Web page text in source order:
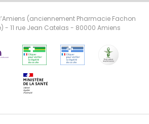
(anciennement Pharmacie Fachon
- 11 rue Jean Catelas - 80000 Amiens